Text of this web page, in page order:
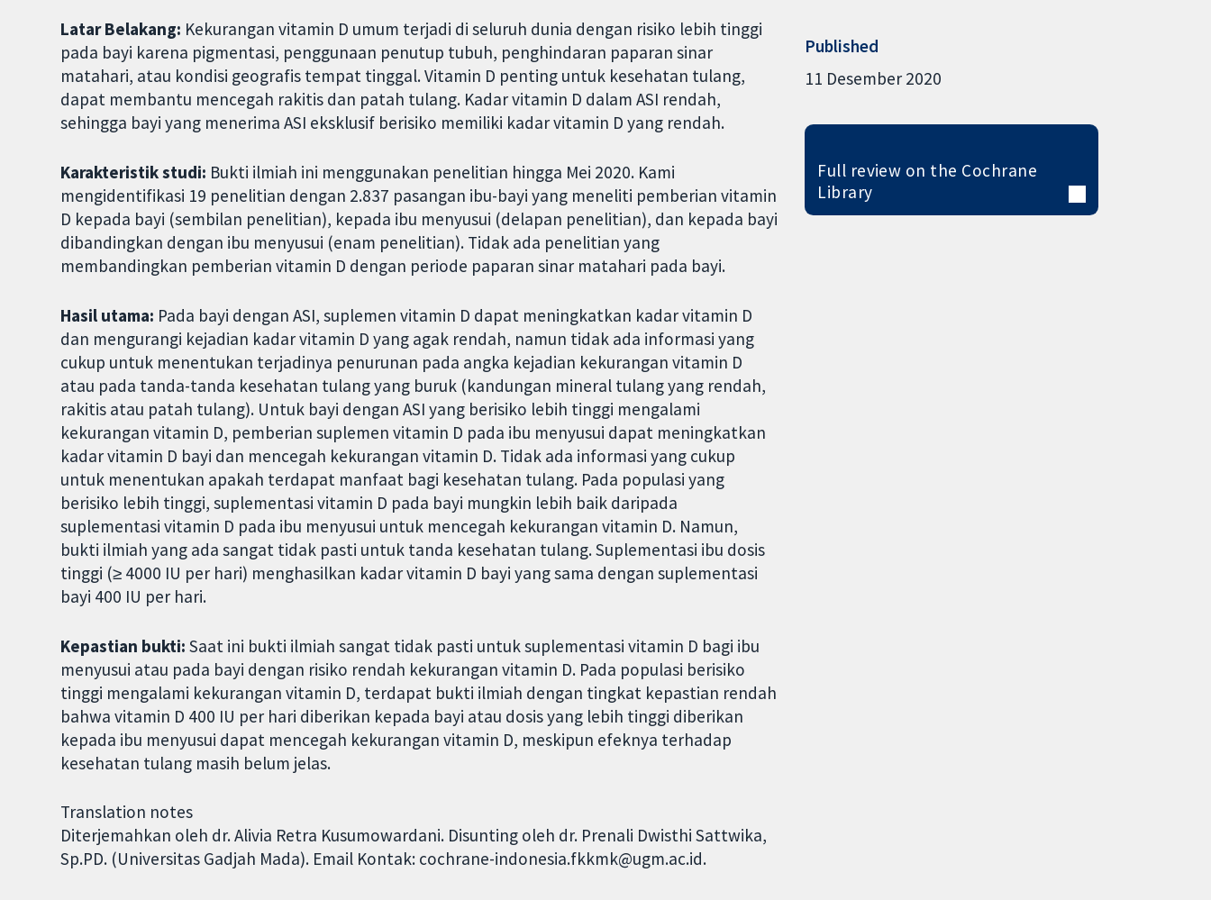
Latar Belakang: Kekurangan vitamin D umum terjadi di seluruh dunia dengan risiko lebih tinggi
pada bayi karena pigmentasi, penggunaan penutup tubuh, penghindaran paparan sinar
matahari, atau kondisi geografis tempat tinggal. Vitamin D penting untuk kesehatan tulang,
dapat membantu mencegah rakitis dan patah tulang. Kadar vitamin D dalam ASI rendah,
sehingga bayi yang menerima ASI eksklusif berisiko memiliki kadar vitamin D yang rendah.
Karakteristik studi: Bukti ilmiah ini menggunakan penelitian hingga Mei 2020. Kami
mengidentifikasi 19 penelitian dengan 2.837 pasangan ibu-bayi yang meneliti pemberian vitamin
D kepada bayi (sembilan penelitian), kepada ibu menyusui (delapan penelitian), dan kepada bayi
dibandingkan dengan ibu menyusui (enam penelitian). Tidak ada penelitian yang
membandingkan pemberian vitamin D dengan periode paparan sinar matahari pada bayi.
Hasil utama: Pada bayi dengan ASI, suplemen vitamin D dapat meningkatkan kadar vitamin D
dan mengurangi kejadian kadar vitamin D yang agak rendah, namun tidak ada informasi yang
cukup untuk menentukan terjadinya penurunan pada angka kejadian kekurangan vitamin D
atau pada tanda-tanda kesehatan tulang yang buruk (kandungan mineral tulang yang rendah,
rakitis atau patah tulang). Untuk bayi dengan ASI yang berisiko lebih tinggi mengalami
kekurangan vitamin D, pemberian suplemen vitamin D pada ibu menyusui dapat meningkatkan
kadar vitamin D bayi dan mencegah kekurangan vitamin D. Tidak ada informasi yang cukup
untuk menentukan apakah terdapat manfaat bagi kesehatan tulang. Pada populasi yang
berisiko lebih tinggi, suplementasi vitamin D pada bayi mungkin lebih baik daripada
suplementasi vitamin D pada ibu menyusui untuk mencegah kekurangan vitamin D. Namun,
bukti ilmiah yang ada sangat tidak pasti untuk tanda kesehatan tulang. Suplementasi ibu dosis
tinggi (≥ 4000 IU per hari) menghasilkan kadar vitamin D bayi yang sama dengan suplementasi
bayi 400 IU per hari.
Kepastian bukti:Saat ini bukti ilmiah sangat tidak pasti untuk suplementasi vitamin D bagi ibu
menyusui atau pada bayi dengan risiko rendah kekurangan vitamin D. Pada populasi berisiko
tinggi mengalami kekurangan vitamin D, terdapat bukti ilmiah dengan tingkat kepastian rendah
bahwa vitamin D 400 IU per hari diberikan kepada bayi atau dosis yang lebih tinggi diberikan
kepada ibu menyusui dapat mencegah kekurangan vitamin D, meskipun efeknya terhadap
kesehatan tulang masih belum jelas.
Translation notes
Diterjemahkan oleh dr. Alivia Retra Kusumowardani. Disunting oleh dr. Prenali Dwisthi Sattwika,
Sp.PD. (Universitas Gadjah Mada). Email Kontak: cochrane-indonesia.fkkmk@ugm.ac.id.
Published
11 Desember 2020
Full review on the Cochrane
Library